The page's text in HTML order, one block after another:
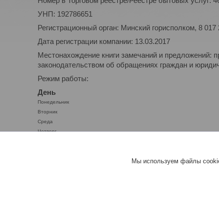
УНП: 192786651
Регистрационный орган: Минский горисполком, 8 017
Дата регистрации компании: 13.03.2017
Местонахождение книги замечаний и предложений:
законодательством об обращениях граждан и
Режим работы:
День
Понедельник
Вторник
Среда
Четверг
Мы используем файлы